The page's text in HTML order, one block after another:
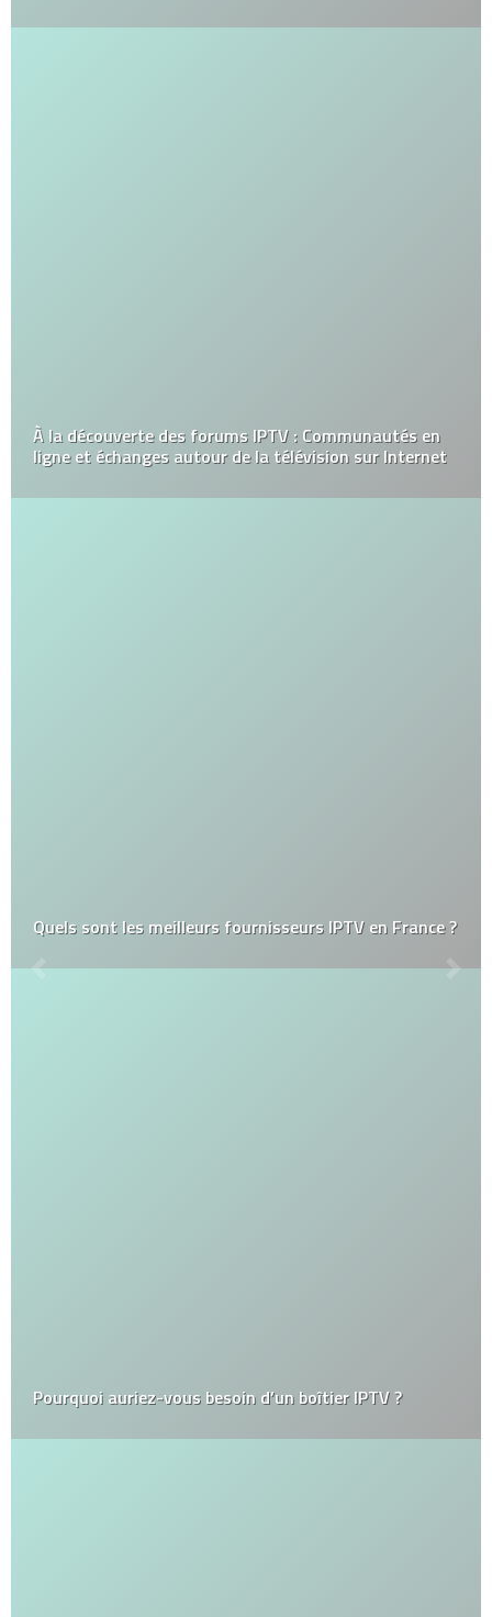
À la découverte des forums IPTV : Communautés en
ligne et échanges autour de la télévision sur Internet
Quels sont les meilleurs fournisseurs IPTV en France ?
Pourquoi auriez-vous besoin d’un boîtier IPTV ?